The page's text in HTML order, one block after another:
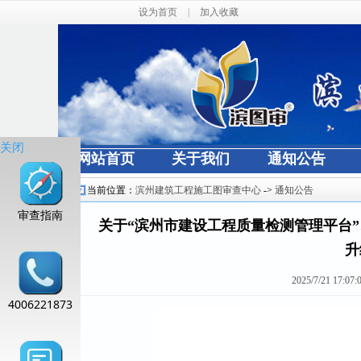
设为首页 加入收藏
网站首页 关于我们 通知公告
当前位置：滨州建筑工程施工图审查中心 ->通知公告
关于“滨州市建设工程质量检测管理平台
2025/7/21
关闭
审查指南
4006221873